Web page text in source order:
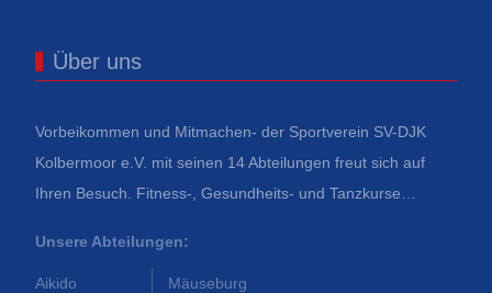
Über uns
Vorbeikommen und Mitmachen- der Sportverein SV-DJK
Kolbermoor e.V. mit seinen 14 Abteilungen freut sich auf
Ihren Besuch. Fitness-, Gesundheits- und Tanzkurse…
Unsere Abteilungen:
Aikido
Mäuseburg